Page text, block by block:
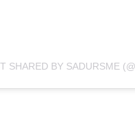
SHARED BY SADURSME